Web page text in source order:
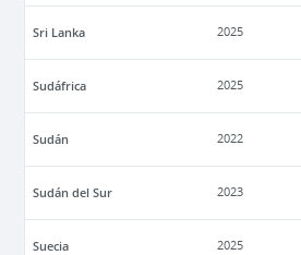
Sri Lanka 2025
Sudáfrica 2025
Sudán 2022
Sudán del Sur 2023
Suecia 2025